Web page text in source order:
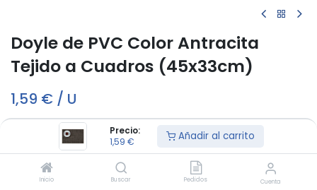
Precio:
1,59 € Añadir al carrito
Inicio Buscar Pedidos Cuenta
Doyle de PVC Color Antracita
Tejido a Cuadros (45x33cm)
1,59 € / U
Fuera de stock
Reciba una notificación cuando vuelva a estar disponible